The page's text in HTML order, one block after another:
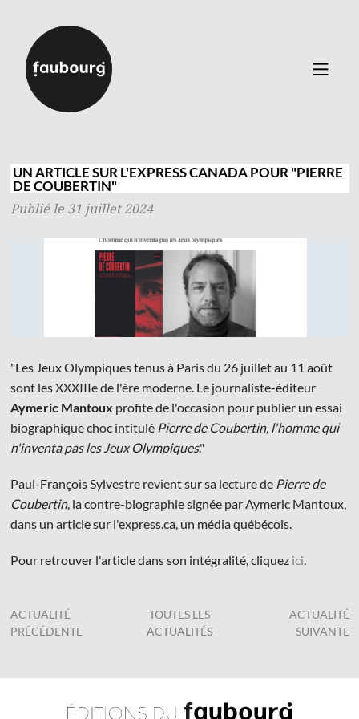
Auteurs
Événements
À propos
Inscription
42 rue Planchat 75020 Paris
Fondatrice :Sophie Caillat
CGV• Mentions légales•Politique de confidentialité
UN ARTICLE SUR L'EXPRESS CANADA POUR "PIERRE
DE COUBERTIN"
Publié le 31 juillet 2024
"Les Jeux Olympiques tenus à Paris du 26 juillet au 11 août
sont les XXXIIIe de l'ère moderne. Le journaliste-éditeur
Aymeric Mantoux profite de l'occasion pour publier un essai
biographique choc intitulé Pierre de Coubertin, l'homme qui
n'inventa pas les Jeux Olympiques."
Paul-François Sylvestre revient sur sa lecture de Pierre de
Coubertin, la contre-biographie signée par Aymeric Mantoux,
dans un article sur l'express.ca, un média québécois.
Pour retrouver l'article dans son intégralité, cliquez ici.
ACTUALITÉ
PRÉCÉDENTE
TOUTES LES
ACTUALITÉS
ACTUALITÉ
SUIVANTE